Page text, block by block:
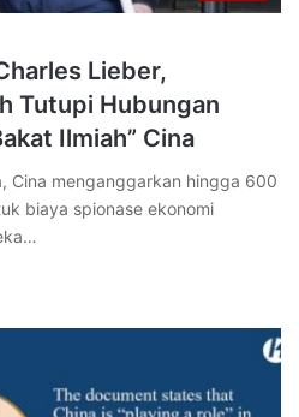
Lieber,
Tutupi Hubungan
Ilmiah” Cina
Cina menganggarkan hingga 600
biaya spionase ekonomi